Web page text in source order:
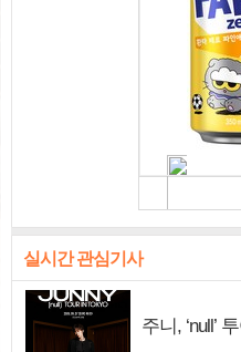
실시간 관심기사
주니, ‘null’